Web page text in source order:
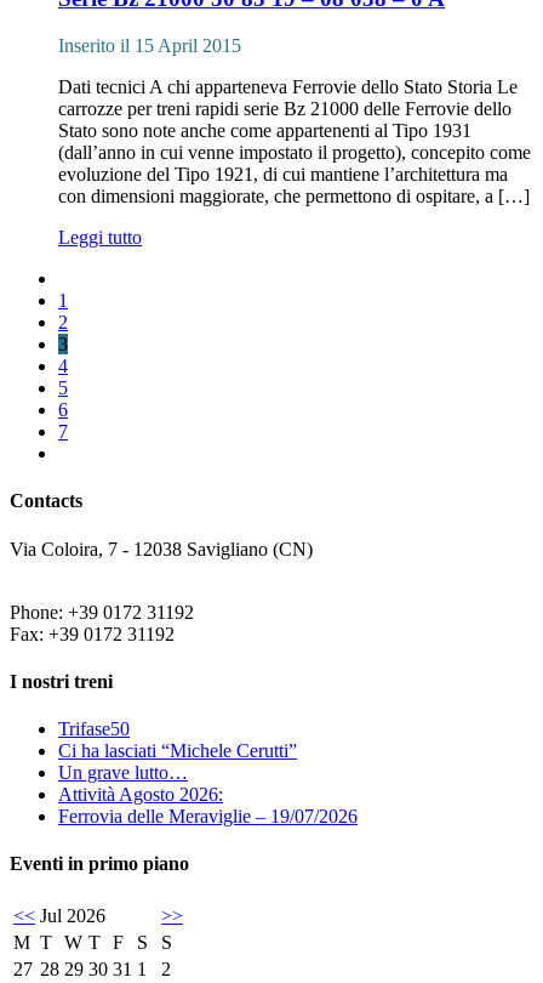
Inserito il 15 April 2015
Dati tecnici A chi apparteneva Ferrovie dello Stato Storia Le
carrozze per treni rapidi serie Bz 21000 delle Ferrovie dello
Stato sono note anche come appartenenti al Tipo 1931
(dall’anno in cui venne impostato il progetto), concepito come
evoluzione del Tipo 1921, di cui mantiene l’architettura ma
con dimensioni maggiorate, che permettono di ospitare, a […]
Leggi tutto
1
2
3
4
5
6
7
Contacts
Via Coloira, 7 - 12038 Savigliano (CN)
Phone: +39 0172 31192
Fax: +39 0172 31192
I nostri treni
Trifase50
Ci ha lasciati “Michele Cerutti”
Un grave lutto…
Attività Agosto 2026:
Ferrovia delle Meraviglie – 19/07/2026
Eventi in primo piano
<< Jul 2026
>>
M T W T F S
S
27 28 29 30 31 1
2